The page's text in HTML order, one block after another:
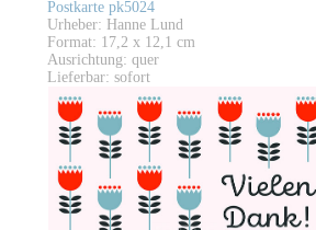
Postkarte pk5024
Urheber: Hanne Lund
Format: 17,2 x 12,1 cm
Ausrichtung: quer
Lieferbar: sofort